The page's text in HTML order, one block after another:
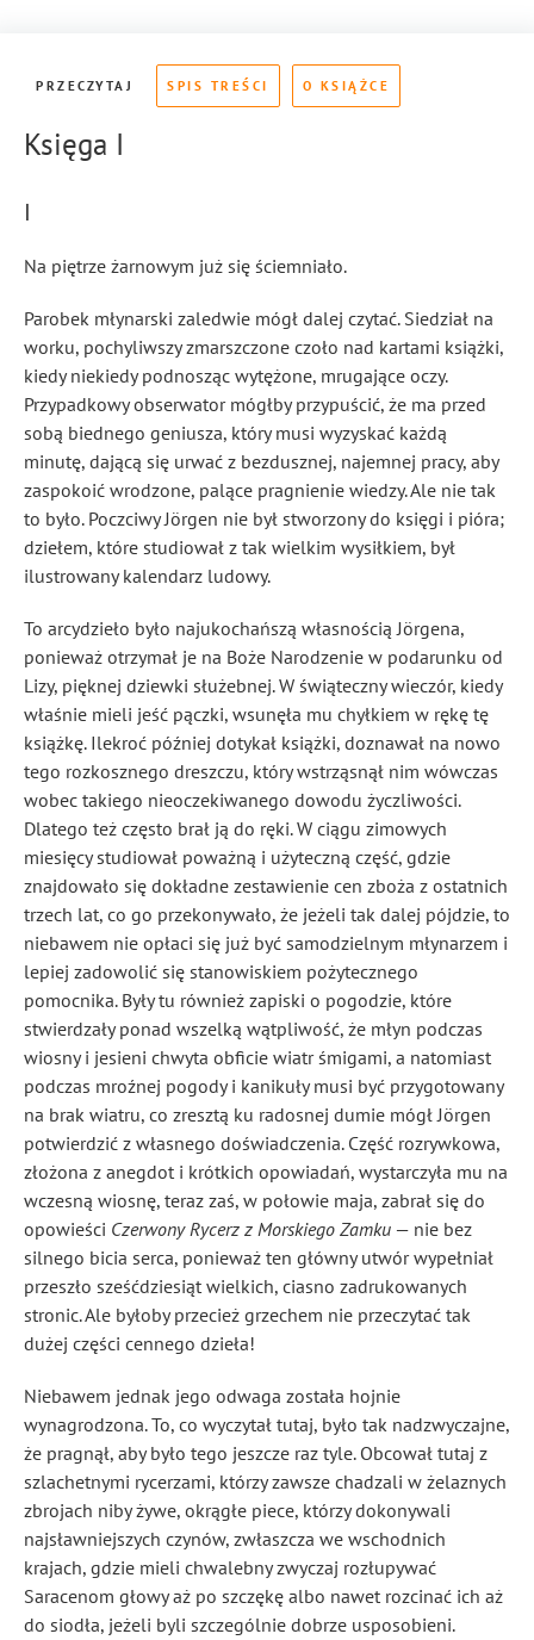
PRZECZYTAJ SPIS TREŚCI O KSIĄŻCE
Księga I
I
Na piętrze żarnowym już się ściemniało.
Parobek młynarski zaledwie mógł dalej czytać. Siedział na
worku, pochyliwszy zmarszczone czoło nad kartami książki,
kiedy niekiedy podnosząc wytężone, mrugające oczy.
Przypadkowy obserwator mógłby przypuścić, że ma przed
sobą biednego geniusza, który musi wyzyskać każdą
minutę, dającą się urwać z bezdusznej, najemnej pracy, aby
zaspokoić wrodzone, palące pragnienie wiedzy. Ale nie tak
to było. Poczciwy Jörgen nie był stworzony do księgi i pióra;
dziełem, które studiował z tak wielkim wysiłkiem, był
ilustrowany kalendarz ludowy.
To arcydzieło było najukochańszą własnością Jörgena,
ponieważ otrzymał je na Boże Narodzenie w podarunku od
Lizy, pięknej dziewki służebnej. W świąteczny wieczór, kiedy
właśnie mieli jeść pączki, wsunęła mu chyłkiem w rękę tę
książkę. Ilekroć później dotykał książki, doznawał na nowo
tego rozkosznego dreszczu, który wstrząsnął nim wówczas
wobec takiego nieoczekiwanego dowodu życzliwości.
Dlatego też często brał ją do ręki. W ciągu zimowych
miesięcy studiował poważną i użyteczną część, gdzie
znajdowało się dokładne zestawienie cen zboża z ostatnich
trzech lat, co go przekonywało, że jeżeli tak dalej pójdzie, to
niebawem nie opłaci się już być samodzielnym młynarzem i
lepiej zadowolić się stanowiskiem pożytecznego
pomocnika. Były tu również zapiski o pogodzie, które
stwierdzały ponad wszelką wątpliwość, że młyn podczas
wiosny i jesieni chwyta obficie wiatr śmigami, a natomiast
podczas mroźnej pogody i kanikuły musi być przygotowany
na brak wiatru, co zresztą ku radosnej dumie mógł Jörgen
potwierdzić z własnego doświadczenia. Część rozrywkowa,
złożona z anegdot i krótkich opowiadań, wystarczyła mu na
wczesną wiosnę, teraz zaś, w połowie maja, zabrał się do
opowieści Czerwony Rycerz z Morskiego Zamku — nie bez
silnego bicia serca, ponieważ ten główny utwór wypełniał
przeszło sześćdziesiąt wielkich, ciasno zadrukowanych
stronic. Ale byłoby przecież grzechem nie przeczytać tak
dużej części cennego dzieła!
Niebawem jednak jego odwaga została hojnie
wynagrodzona. To, co wyczytał tutaj, było tak nadzwyczajne,
że pragnął, aby było tego jeszcze raz tyle. Obcował tutaj z
szlachetnymi rycerzami, którzy zawsze chadzali w żelaznych
zbrojach niby żywe, okrągłe piece, którzy dokonywali
najsławniejszych czynów, zwłaszcza we wschodnich
krajach, gdzie mieli chwalebny zwyczaj rozłupywać
Saracenom głowy aż po szczękę albo nawet rozcinać ich aż
do siodła, jeżeli byli szczególnie dobrze usposobieni.